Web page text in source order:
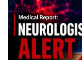
Image Credit :Chatgpt
2. ಆಹಾರದ ವಾಸನೆ
ಕೆಲವೊಮ್ಮೆ ಫ್ರಿಡ್ಜ್